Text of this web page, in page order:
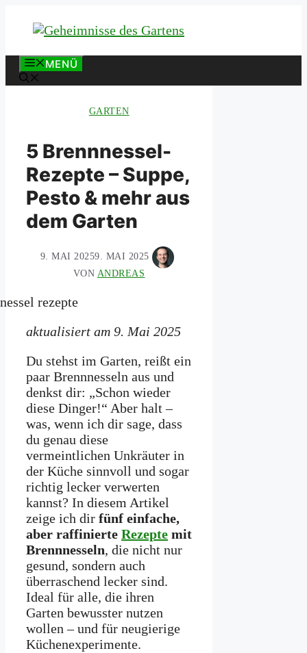
Inhalt
MENÜ
GARTEN
5 Brennnessel-
Rezepte – Suppe,
Pesto & mehr aus
dem Garten
9. MAI 20259. MAI 2025
VON ANDREAS
aktualisiert am 9. Mai 2025
Du stehst im Garten, reißt ein
paar Brennnesseln aus und
denkst dir: „Schon wieder
diese Dinger!“ Aber halt –
was, wenn ich dir sage, dass
du genau diese
vermeintlichen Unkräuter in
der Küche sinnvoll und sogar
richtig lecker verwerten
kannst? In diesem Artikel
zeige ich dir fünf einfache,
aber raffinierte Rezepte mit
Brennnesseln, die nicht nur
gesund, sondern auch
überraschend lecker sind.
Ideal für alle, die ihren
Garten bewusster nutzen
wollen – und für neugierige
Küchenexperimente.